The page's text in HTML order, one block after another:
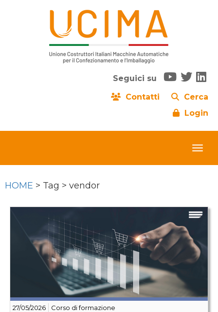
Seguici su
Contatti
Cerca
Login
HOME > Tag > vendor
27/05/2026 Corso di formazione